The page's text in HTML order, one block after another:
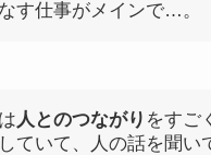
す仕事がメインで…。
人とのつながり をすご
ていて、人の話を聞い